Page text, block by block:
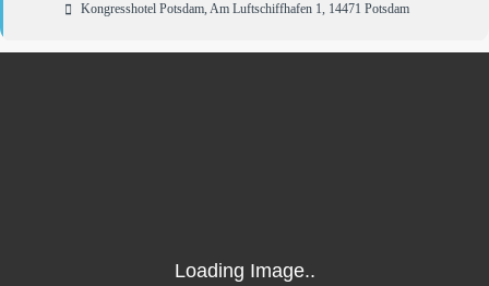
Kongresshotel Potsdam, Am Luftschiffhafen 1, 14471 Potsdam